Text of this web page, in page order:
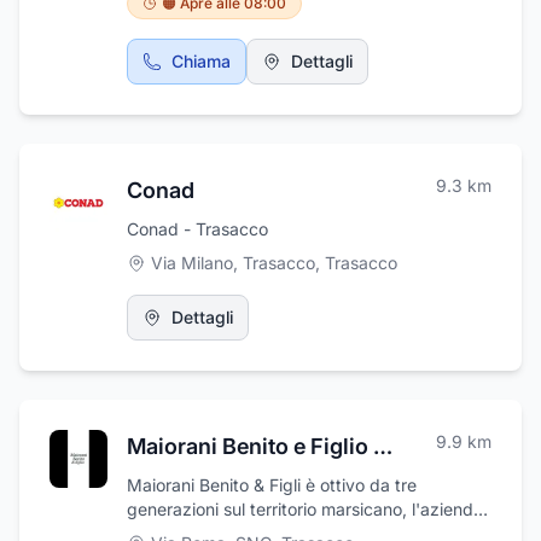
Chiama Dettagli
Conad 9.3 km
Conad - Trasacco
Via Milano, Trasacco, Trasacco
Dettagli
Maiorani Benito e Figlio Sas 9.9 km
Maiorani Benito & Figli è ottivo da tre
generazioni sul territorio marsicano, l'azienda
è riuscita, con gli anni, a seguire e anticipare i